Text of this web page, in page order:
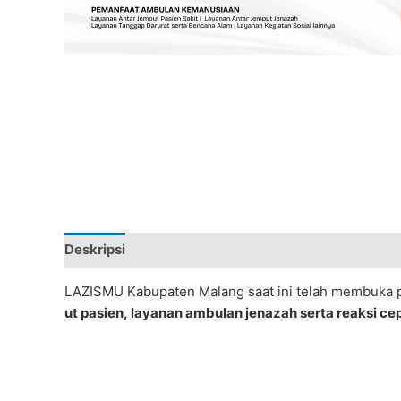
Deskripsi
LAZISMU Kabupaten Malang saat ini telah membuka
ut pasien, layananambulan jenazahserta reaksi